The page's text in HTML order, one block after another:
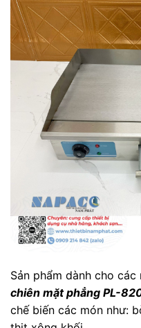
Sản phẩm dành cho các
chiên mặt phẳng PL-
chế biến các món như: